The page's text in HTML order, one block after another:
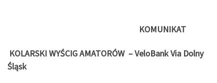
KOMUNIKAT
KOLARSKIWYŚCIGAMATORÓW –VeloBank Via Dolny
Śląsk